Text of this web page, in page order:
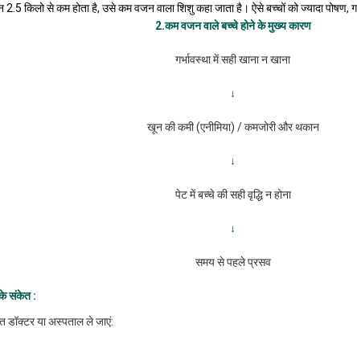
किलो से कम होता है, उसे कम वजन वाला शिशु कहा जाता है। ऐसे बच्चों को ज्यादा पोषण,
2.कमवजनवालेबच्चेहोनेकेमुख्यकारण
गर्भावस्था में सही खाना न खाना
↓
खून की कमी (एनीमिया) / कमजोरी और थकान
↓
पेट में बच्चे की सही वृद्धि न होना
↓
समय से पहले प्रसव
संकेत:
डॉक्टर या अस्पताल ले जाएं: